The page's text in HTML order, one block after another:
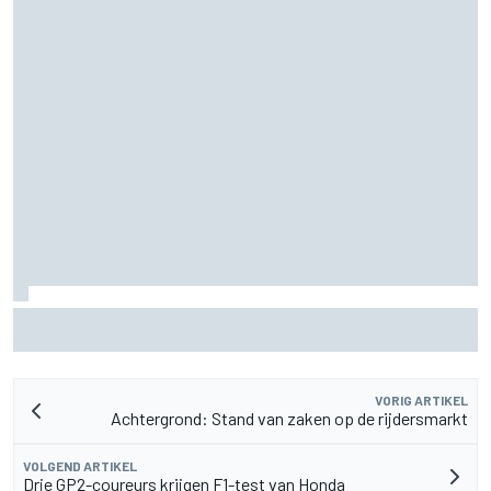
VORIG ARTIKEL
Achtergrond: Stand van zaken op de rijdersmarkt
VOLGEND ARTIKEL
Drie GP2-coureurs krijgen F1-test van Honda